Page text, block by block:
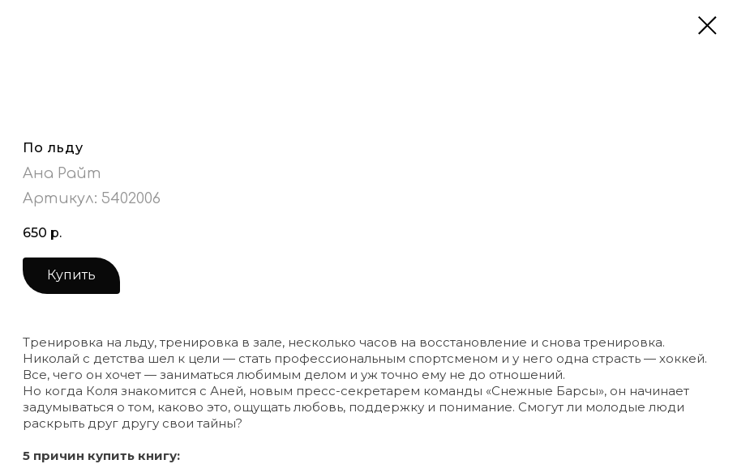
По льду
Ана Райт
Артикул: 5402006
650 р.
Купить
Тренировка на льду, тренировка в зале, несколько часов на восстановление и снова тренировка.
Николай с детства шел к цели — стать профессиональным спортсменом и у него одна страсть — хоккей.
Все, чего он хочет — заниматься любимым делом и уж точно ему не до отношений.
Но когда Коля знакомится с Аней, новым пресс-секретарем команды «Снежные Барсы», он начинает
задумываться о том, каково это, ощущать любовь, поддержку и понимание. Смогут ли молодые люди
раскрыть друг другу свои тайны?
5 причин купить книгу: